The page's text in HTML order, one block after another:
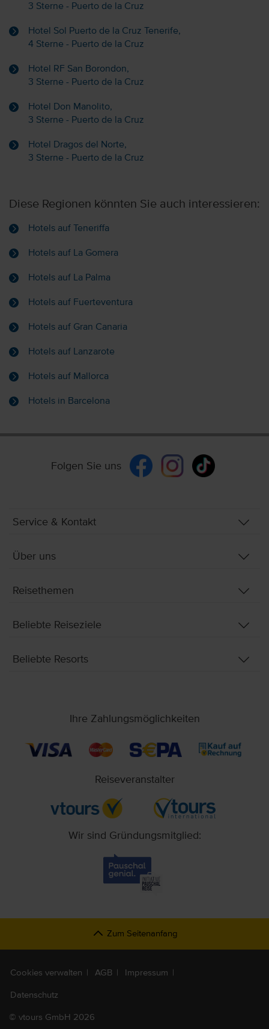
3 Sterne - Puerto de la Cruz
Hotel Sol Puerto de la Cruz Tenerife,
4 Sterne - Puerto de la Cruz
Hotel RF San Borondon,
3 Sterne - Puerto de la Cruz
Hotel Don Manolito,
3 Sterne - Puerto de la Cruz
Hotel Dragos del Norte,
3 Sterne - Puerto de la Cruz
Diese Regionen könnten Sie auch interessieren:
Hotels auf Teneriffa
Hotels auf La Gomera
Hotels auf La Palma
Hotels auf Fuerteventura
Hotels auf Gran Canaria
Hotels auf Lanzarote
Hotels auf Mallorca
Hotels in Barcelona
Folgen Sie uns
Service & Kontakt
Über uns
Reisethemen
Beliebte Reiseziele
Beliebte Resorts
Ihre Zahlungsmöglichkeiten
Reiseveranstalter
Wir sind Gründungsmitglied:
Zum Seitenanfang
Cookies verwalten AGB Impressum
Datenschutz
© vtours GmbH 2026